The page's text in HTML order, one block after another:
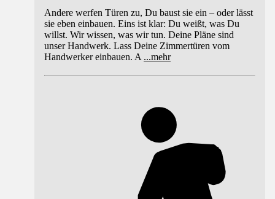
Andere werfen Türen zu, Du baust sie ein – oder lässt
sie eben einbauen. Eins ist klar: Du weißt, was Du
willst. Wir wissen, was wir tun. Deine Pläne sind
unser Handwerk. Lass Deine Zimmertüren vom
Handwerker einbauen. A ...mehr